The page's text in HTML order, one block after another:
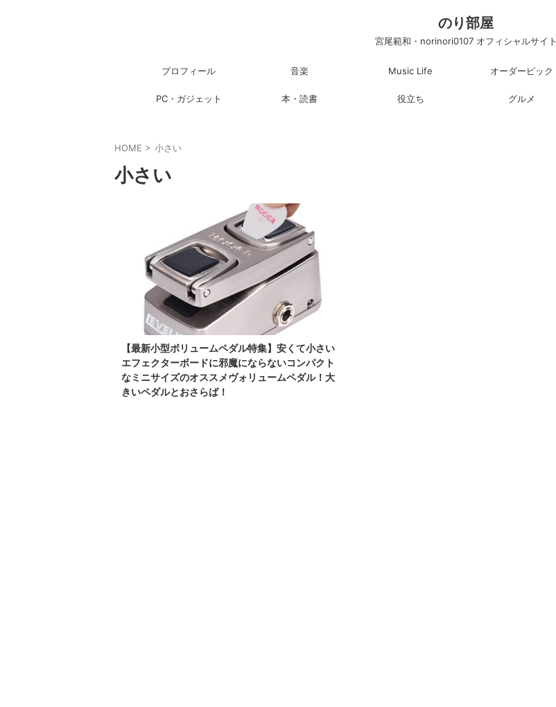
のり部屋
宮尾範和・norinori0107 オフィシャルサイト
プロフィール 音楽 Music Life オーダーピック
PC・ガジェット 本・読書 役立ち グルメ
HOME > 小さい
小さい
【最新小型ボリュームペダル特集】安くて小さい
エフェクターボードに邪魔にならないコンパクト
なミニサイズのオススメヴォリュームペダル！大
きいペダルとおさらば！